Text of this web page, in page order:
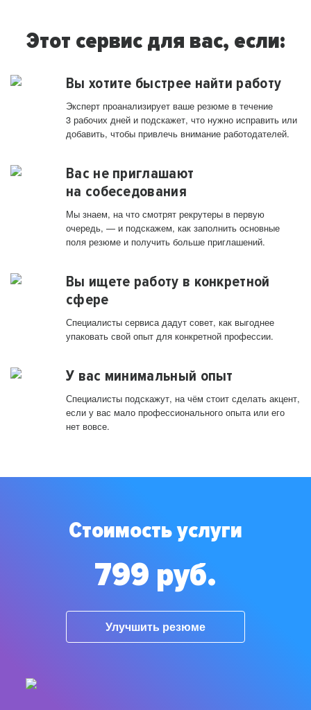
Этот сервис для вас, если:
Вы хотите быстрее найти работу
Эксперт проанализирует ваше резюме в течение
3 рабочих дней и подскажет, что нужно исправить или
добавить, чтобы привлечь внимание работодателей.
Вас не приглашают
на собеседования
Мы знаем, на что смотрят рекрутеры в первую
очередь, — и подскажем, как заполнить основные
поля резюме и получить больше приглашений.
Вы ищете работу в конкретной
сфере
Специалисты сервиса дадут совет, как выгоднее
упаковать свой опыт для конкретной профессии.
У вас минимальный опыт
Специалисты подскажут, на чём стоит сделать акцент,
если у вас мало профессионального опыта или его
нет вовсе.
Стоимость услуги
799 руб.
Улучшить резюме